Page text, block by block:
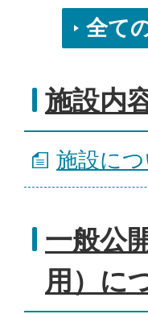
全て
施設内
施設に
一般公
用）に